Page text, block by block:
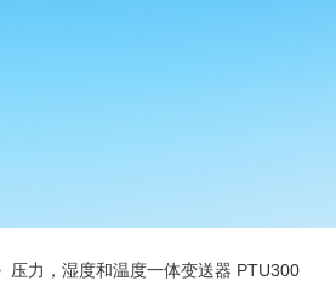
力，湿度和温度一体变送器 PTU300